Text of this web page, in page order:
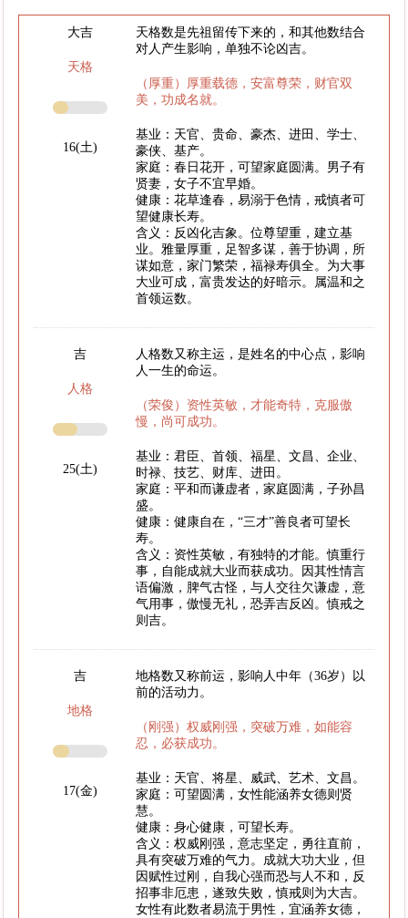
大吉
天格
16(土)
天格数是先祖留传下来的，和其他数结合
对人产生影响，单独不论凶吉。
（厚重）厚重载德，安富尊荣，财官双
美，功成名就。
基业：天官、贵命、豪杰、进田、学士、
豪侠、基产。
家庭：春日花开，可望家庭圆满。男子有
贤妻，女子不宜早婚。
健康：花草逢春，易溺于色情，戒慎者可
望健康长寿。
含义：反凶化吉象。位尊望重，建立基
业。雅量厚重，足智多谋，善于协调，所
谋如意，家门繁荣，福禄寿俱全。为大事
大业可成，富贵发达的好暗示。属温和之
首领运数。
吉
人格
25(土)
人格数又称主运，是姓名的中心点，影响
人一生的命运。
（荣俊）资性英敏，才能奇特，克服傲
慢，尚可成功。
基业：君臣、首领、福星、文昌、企业、
时禄、技艺、财库、进田。
家庭：平和而谦虚者，家庭圆满，子孙昌
盛。
健康：健康自在，“三才”善良者可望长
寿。
含义：资性英敏，有独特的才能。慎重行
事，自能成就大业而获成功。因其性情言
语偏激，脾气古怪，与人交往欠谦虚，意
气用事，傲慢无礼，恐弄吉反凶。慎戒之
则吉。
吉
地格
17(金)
地格数又称前运，影响人中年（36岁）以
前的活动力。
（刚强）权威刚强，突破万难，如能容
忍，必获成功。
基业：天官、将星、威武、艺术、文昌。
家庭：可望圆满，女性能涵养女德则贤
慧。
健康：身心健康，可望长寿。
含义：权威刚强，意志坚定，勇往直前，
具有突破万难的气力。成就大功大业，但
因赋性过刚，自我心强而恐与人不和，反
招事非厄患，遂致失败，慎戒则为大吉。
女性有此数者易流于男性，宜涵养女德，